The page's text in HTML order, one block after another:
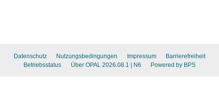
Datenschutz Nutzungsbedingungen Impressum
Barrierefreiheit
Betriebsstatus
Über OPAL 2026.08.1 | N6 Powered by BPS